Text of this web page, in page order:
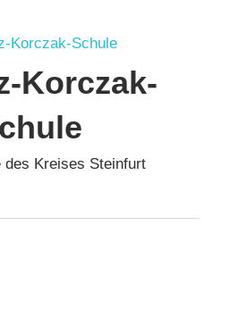
Korczak-
des Kreises Steinfurt